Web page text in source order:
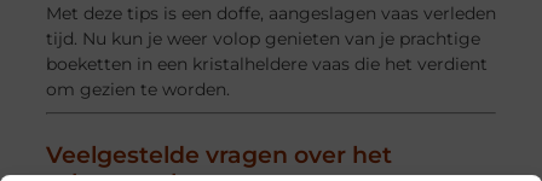
Met deze tips is een doffe, aangeslagen vaas verleden
tijd. Nu kun je weer volop genieten van je prachtige
boeketten in een kristalheldere vaas die het verdient
om gezien te worden.
Veelgestelde vragen over het